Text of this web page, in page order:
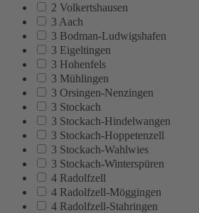
2 Volkertshausen
3 Aach
3 Bodman-Ludwigshafen
3 Eigeltingen
3 Hohenfels
3 Mühlingen
3 Orsingen-Nenzingen
3 Stockach
3 Stockach-Hindelwangen
3 Stockach-Hoppetenzell
3 Stockach-Wahlwies
3 Stockach-Winterspüren
4 Radolfzell
4 Radolfzell-Möggingen
4 Radolfzell-Stahringen